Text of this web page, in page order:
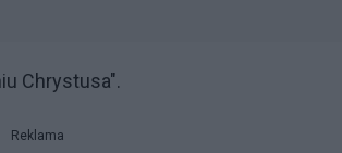
Chrystusa".
Reklama